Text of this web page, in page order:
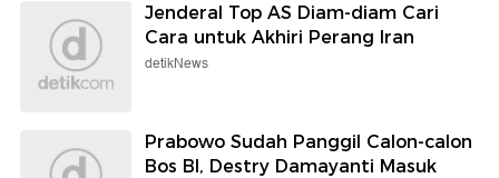
Jenderal Top AS Diam-diam Cari
Cara untuk Akhiri Perang Iran
detikNews
Prabowo Sudah Panggil Calon-calon
Bos BI, Destry Damayanti Masuk